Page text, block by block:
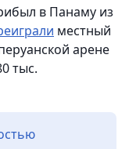
в Панаму из
местный
арене
тыс.